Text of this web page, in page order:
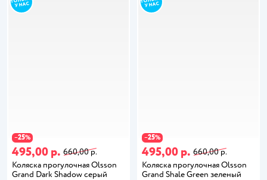
−25%
495,00 р. 660,00 р.
Коляска прогулочная Olsson
Grand Dark Shadow серый
−25%
495,00 р. 660,00 р.
Коляска прогулочная Olsson
Grand Shale Green зеленый